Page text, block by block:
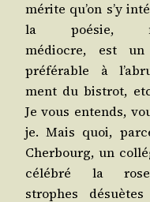
mérite qu’on s’y
la poé­sie,
médiocre, est
pré­fé­rable à
ment du bis­trot,
Je vous entends,
je. Mais quoi,
Cher­bourg, un
célé­bré la
strophes